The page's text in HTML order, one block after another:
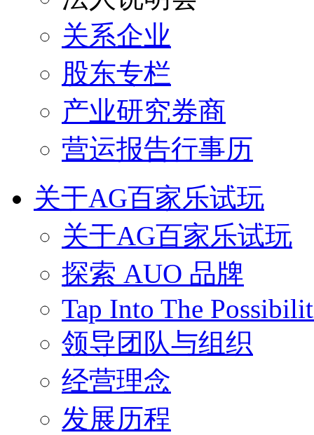
关系企业
股东专栏
产业研究券商
营运报告行事历
关于AG百家乐试玩
关于AG百家乐试玩
探索 AUO 品牌
Tap Into The
领导团队与组织
经营理念
发展历程